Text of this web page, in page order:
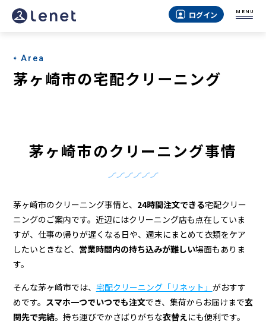
茅
崎
市
ン
グ
店
＆
宅
配
ログイン MENU
Area
茅ヶ崎市の宅配クリーニング
茅ヶ崎市のクリーニング事情
茅ヶ崎市のクリーニング事情と、 24時間注文できる宅配クリー
ニングのご案内です。近辺にはクリーニング店も点在していま
すが、仕事の帰りが遅くなる日や、週末にまとめて衣類をケア
したいときなど、 営業時間内の持ち込みが難しい場面もありま
す。
そんな茅ヶ崎市では、 宅配クリーニング「リネット」 がおすす
めです。 スマホ一つでいつでも注文でき、集荷からお届けまで玄
関先で完結。持ち運びでかさばりがちな衣替えにも便利です。